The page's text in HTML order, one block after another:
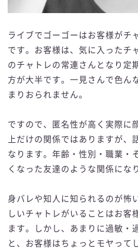
ライブでゴーゴーはお客様がチ
です。お客様は、気に入ったチ
のチャトレの常連さんとなり定
方が大半です。一見さんで色ん
まりおられません。
ですので、匿名性が高く実際に
上だけの関係ではありますが、
なります。年齢・性別・職業・
くなった友達のような関係にな
身バレや知人に知られるのが怖
しいチャトレがいることはお客
ます。しかし、あまりに過敏・
と、お客様はちょっとモヤって